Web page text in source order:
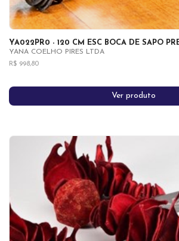
YA022PR0 - 120 CM ESC BOCA DE SAPO
YANA COELHO PIRES LTDA
R$ 998,80
Ver produto